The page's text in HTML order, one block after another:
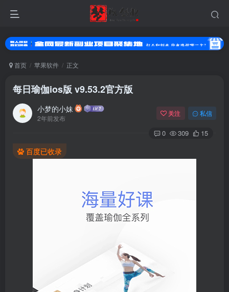
首页 苹果软件 正文
每日瑜伽ios版 v9.53.2官方版
小梦的小妹
2年前发布
关注 私信
0 309 15
百度已收录
用户名或邮箱
找回密码
登录